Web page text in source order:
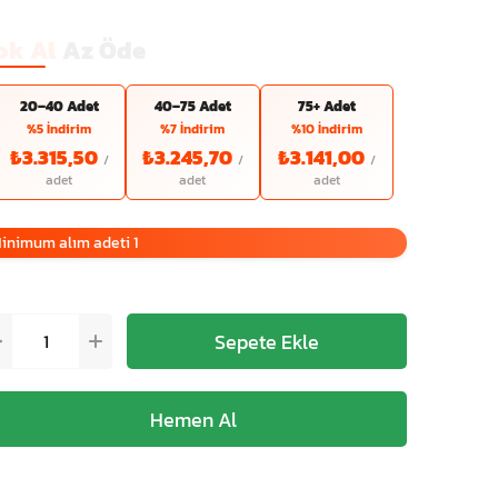
20–40 Adet
%5 İndirim
₺3.315,50
40–75 Adet
%7 İndirim
₺3.245,70
75+ Adet
%10 İndirim
₺3.141,00
alım adeti 1